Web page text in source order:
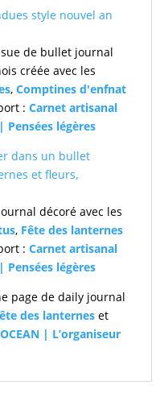
de bullet journal
créée avec les
, Comptines d'enfnat
: Carnet artisanal
légères
décoré avec les
, Fête des lanternes
: Carnet artisanal
légères
page de daily journal
des lanternes et
OCEAN | L’organiseur